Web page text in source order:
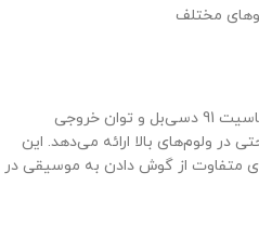
مختلف
با حساسیت 91 دسی‌بل و توان خروجی
در ولوم‌های بالا ارائه می‌دهد. این
متفاوت از گوش دادن به موسیقی در